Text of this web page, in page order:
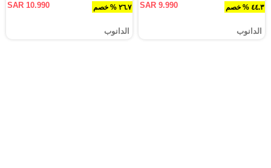
٤٤.٣ % خصم SAR 9.990
الدانوب
٢٦.٧ % خصم SAR 10.990
الدانوب